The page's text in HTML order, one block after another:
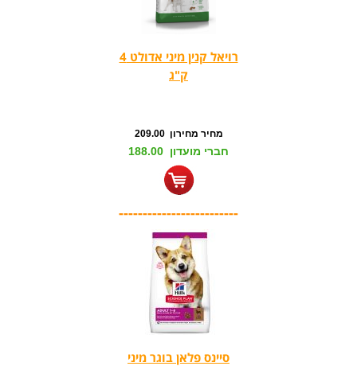
רויאל קנין מיני אדולט 4
ק"ג
מחיר מחירון 209.00
חברי מועדון 188.00
-------------------------
סיינס פלאן בוגר מיני